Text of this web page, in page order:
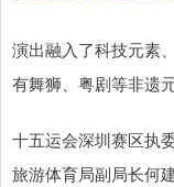
演出融入了科技元素
有舞狮、粤剧等非遗
十五运会深圳赛区执
旅游体育局副局长何